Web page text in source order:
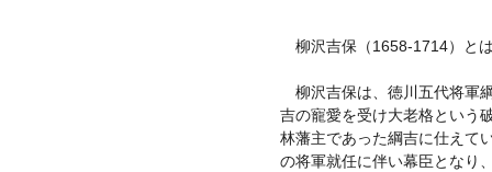
柳沢吉保（1658-1714）と
柳沢吉保は、徳川五代将軍
吉の寵愛を受け大老格という
林藩主であった綱吉に仕えて
の将軍就任に伴い幕臣となり